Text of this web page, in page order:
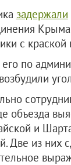
задержали
с
по
объезда
и
Две из них